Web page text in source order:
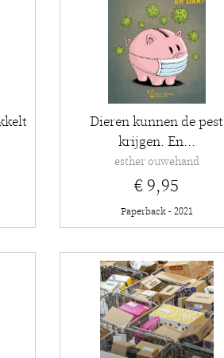
Dieren kunnen de pest
krijgen. En...
esther ouwehand
€ 9,95
Paperback - 2021